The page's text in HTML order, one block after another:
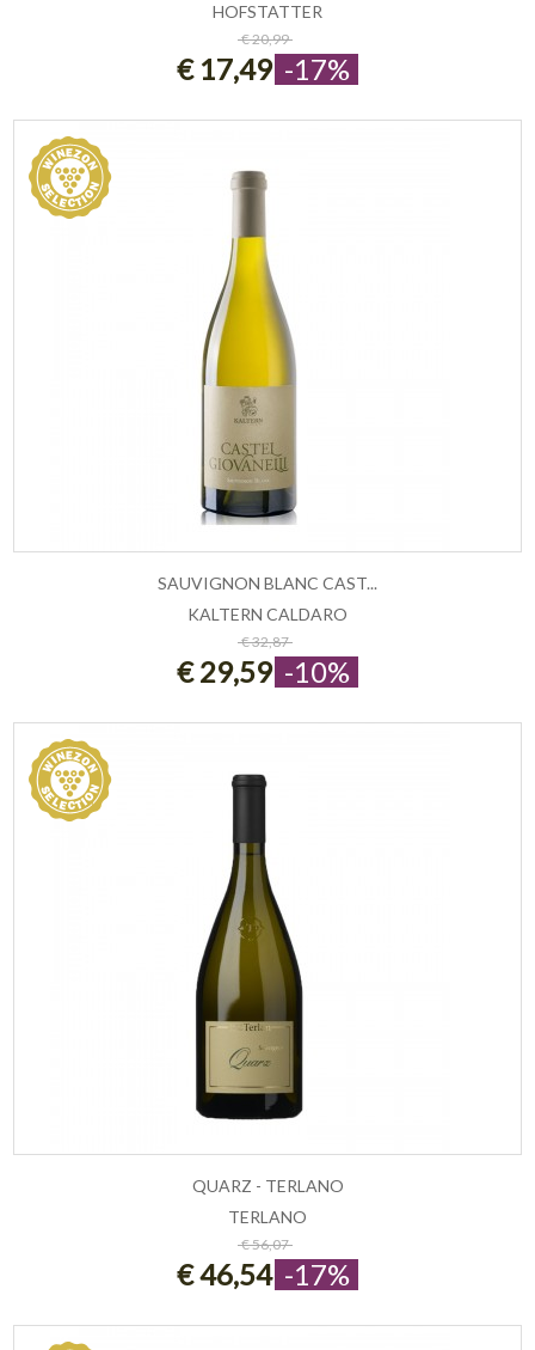
ESAURITO
HOFSTATTER
€ 20,99
€ 17,49 -17%
ESAURITO
SAUVIGNON BLANC CAST...
KALTERN CALDARO
€ 32,87
€ 29,59 -10%
ESAURITO
QUARZ - TERLANO
TERLANO
€ 56,07
€ 46,54 -17%